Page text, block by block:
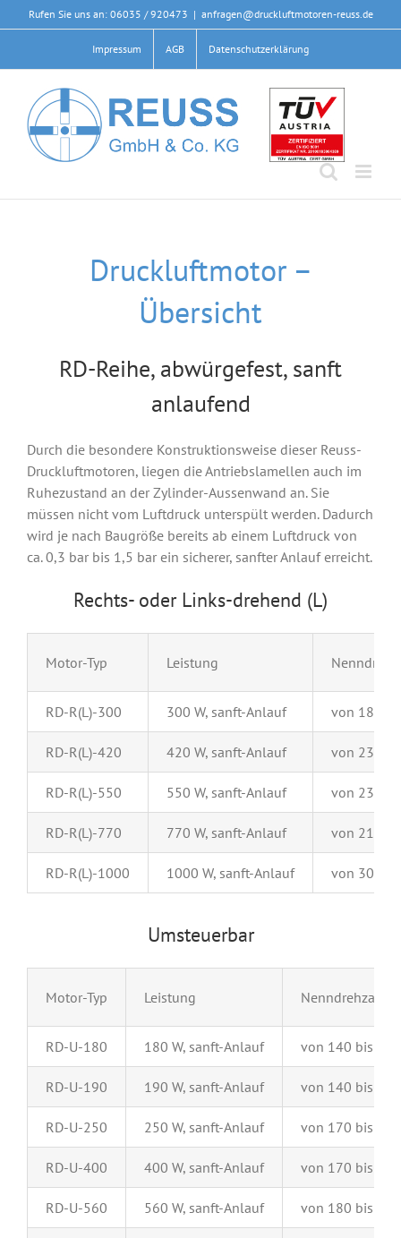
Inhalt
Rufen Sie uns an: 06035 / 920473 | anfragen@druckluftmotoren-reuss.de
Impressum AGB Datenschutzerklärung
Druckluftmotor –
Übersicht
RD-Reihe, abwürgefest, sanft
anlaufend
Durch die besondere Konstruktionsweise dieser Reuss-
Druckluftmotoren, liegen die Antriebslamellen auch im
Ruhezustand an der Zylinder-Aussenwand an. Sie
müssen nicht vom Luftdruck unterspült werden. Dadurch
wird je nach Baugröße bereits ab einem Luftdruck von
ca. 0,3 bar bis 1,5 bar ein sicherer, sanfter Anlauf erreicht.
Rechts- oder Links-drehend (L)
Motor-Typ Leistung
RD-R(L)-300 300 W, sanft-Anlauf von 180
RD-R(L)-420 420 W, sanft-Anlauf von 230
RD-R(L)-550 550 W, sanft-Anlauf von 230
RD-R(L)-770 770 W, sanft-Anlauf von 210
RD-R(L)-1000 1000 W, sanft-Anlauf von 300
Umsteuerbar
Motor-Typ Leistung Nenndrehzahl
RD-U-180 180 W, sanft-Anlauf von 140 bis
RD-U-190 190 W, sanft-Anlauf von 140 bis
RD-U-250 250 W, sanft-Anlauf von 170 bis
RD-U-400 400 W, sanft-Anlauf von 170 bis
RD-U-560 560 W, sanft-Anlauf von 180 bis